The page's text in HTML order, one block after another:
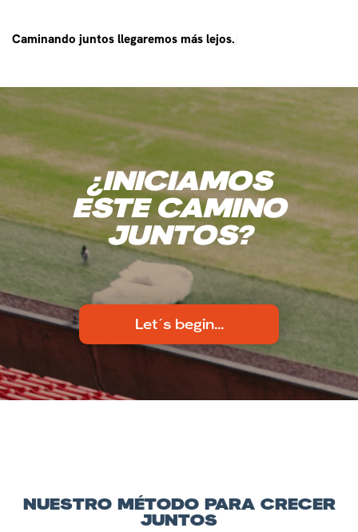
Caminando juntos llegaremos más lejos.
¿INICIAMOS
ESTE CAMINO
JUNTOS?
Let´s begin...
NUESTRO MÉTODO PARA CRECER
JUNTOS